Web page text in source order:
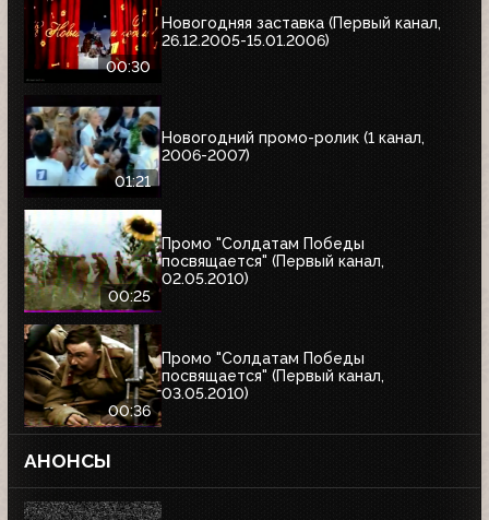
00:30
Новогодняя заставка (Первый канал,
26.12.2005-15.01.2006)
01:21
Новогодний промо-ролик (1 канал,
2006-2007)
00:25
Промо "Солдатам Победы
посвящается" (Первый канал,
02.05.2010)
00:36
Промо "Солдатам Победы
посвящается" (Первый канал,
03.05.2010)
АНОНСЫ